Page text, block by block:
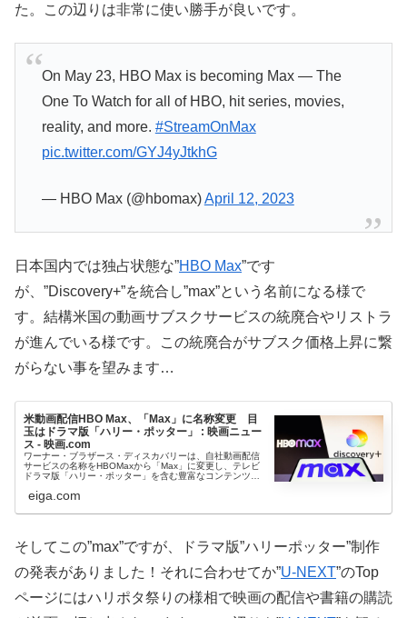
た。この辺りは非常に使い勝手が良いです。
On May 23, HBO Max is becoming Max — The
One To Watch for all of HBO, hit series, movies,
reality, and more. #StreamOnMax
pic.twitter.com/GYJ4yJtkhG
— HBO Max (@hbomax)April 12, 2023
日本国内では独占状態な”HBO Max”です
が、”Discovery+”を統合し”max”という名前になる様で
す。結構米国の動画サブスクサービスの統廃合やリストラ
が進んでいる様です。この統廃合がサブスク価格上昇に繋
がらない事を望みます…
米動画配信HBO Max、「Max」に名称変更 目
玉はドラマ版「ハリー・ポッター」 : 映画ニュー
ス - 映画.com
ワーナー・ブラザース・ディスカバリーは、自社動画配信
サービスの名称をHBOMaxから「Max」に変更し、テレビ
ドラマ版「ハリー・ポッター」を含む豊富なコンテンツを
リーは昨年、米通信大手AT
eiga.com
そしてこの”max”ですが、ドラマ版”ハリーポッター”制作
の発表がありました！それに合わせてか”U-NEXT”のTop
ページにはハリポタ祭りの様相で映画の配信や書籍の購読